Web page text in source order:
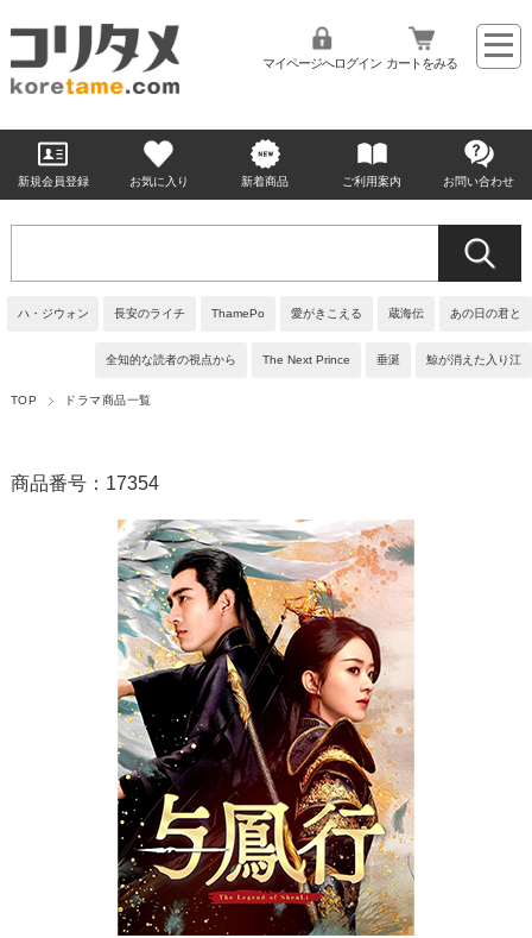
マイページへログイン カートをみる
新規会員登録 お気に入り 新着商品 ご利用案内 お問い合わせ
ハ・ジウォン 長安のライチ ThamePo 愛がきこえる 蔵海伝 あの日の君と
全知的な読者の視点から The Next Prince 垂涎 鯨が消えた入り江
TOP ドラマ商品一覧
商品番号：17354